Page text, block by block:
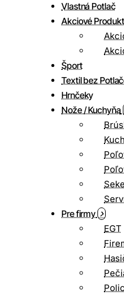
Vlastná Potlač
Akciové
Šport
Textil bez
Hrnčeky
Nože / Kuchyňa
Pre firmy
EGT